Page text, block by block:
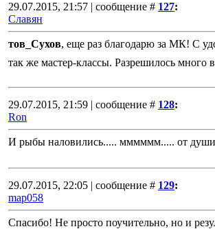
29.07.2015, 21:57 | сообщение # 127:
Славян
тов_Сухов, еще раз благодарю за МК! С
так же мастер-классы. Разрешилось
29.07.2015, 21:59 | сообщение # 128:
Ron
И рыбы наловились..... мммммм..... от души
29.07.2015, 22:05 | сообщение # 129:
map058
Спасибо! Не просто поучительно, но и